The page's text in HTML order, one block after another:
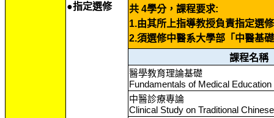
●指定選修
共 4學分，課程要求:
1.由其所上指導教授負責指定選
2.須選修中醫系大學部「中醫基
課程名稱
醫學教育理論基礎
Fundamentals of Medical Education
中醫診療專論
Clinical Study on Traditional